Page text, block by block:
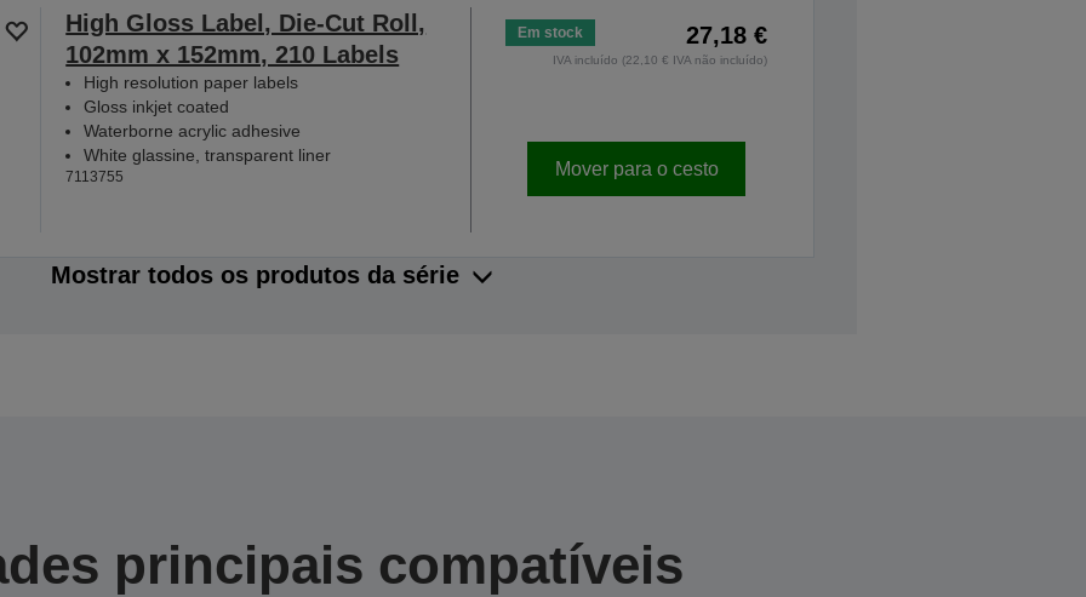
High Gloss Label, Die-Cut Roll,
102mm x 152mm, 210 Labels
High resolution paper labels
Gloss inkjet coated
Waterborne acrylic adhesive
White glassine, transparent liner
7113755
Em stock 27,18 €
IVA incluído (22,10 € IVA não incluído)
Mover para o cesto
Mostrar todos os produtos da série
principais compatíveis